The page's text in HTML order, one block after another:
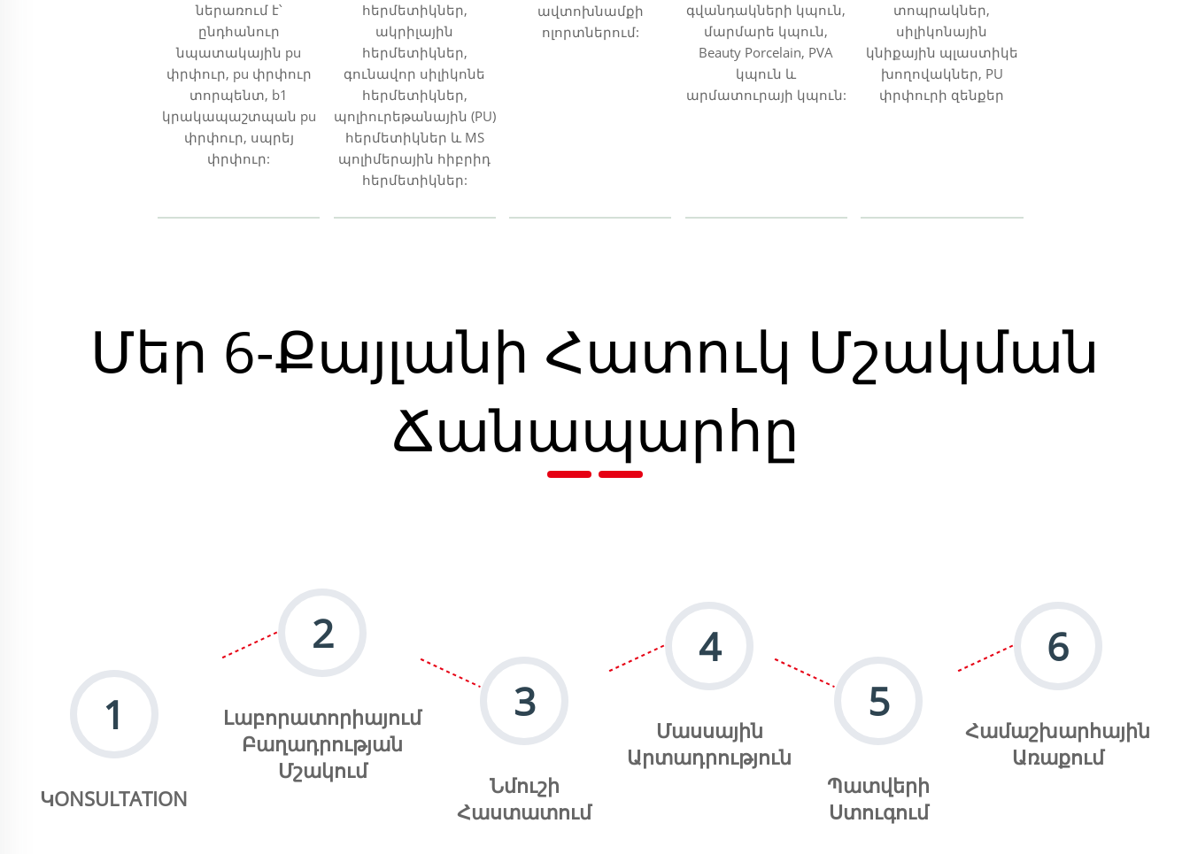
ներառում է՝
ընդհանուր
նպատակային pu
փրփուր, pu փրփուր
տորպենտ, b1
կրակապաշտպան pu
փրփուր, սպրեյ
փրփուր:
հերմետիկներ,
ակրիլային
հերմետիկներ,
գունավոր սիլիկոնե
հերմետիկներ,
պոլիուրեթանային (PU)
հերմետիկներ և MS
պոլիմերային հիբրիդ
հերմետիկներ:
ավտոխնամքի
ոլորտներում:
գվանդակների կպուն,
մարմարե կպուն,
Beauty Porcelain, PVA
կպուն և
արմատուրայի կպուն:
տոպրակներ,
սիլիկոնային
կնիքային պլաստիկե
խողովակներ, PU
փրփուրի զենքեր
Մեր 6-Քայլանի Հատուկ Մշակման
Ճանապարհը
1
ԿONSULTATION
2
Լաբորատորիայում
Բաղադրության
Մշակում
3
Նմուշի
Հաստատում
4
Մասսային
Արտադրություն
5
Պատվերի
Ստուգում
6
Համաշխարհային
Առաքում